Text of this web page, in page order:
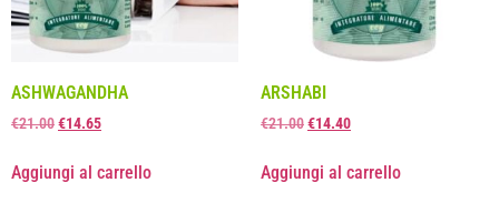
ASHWAGANDHA
€21.00€14.65
Aggiungi al carrello
ARSHABI
€21.00€14.40
Aggiungi al carrello